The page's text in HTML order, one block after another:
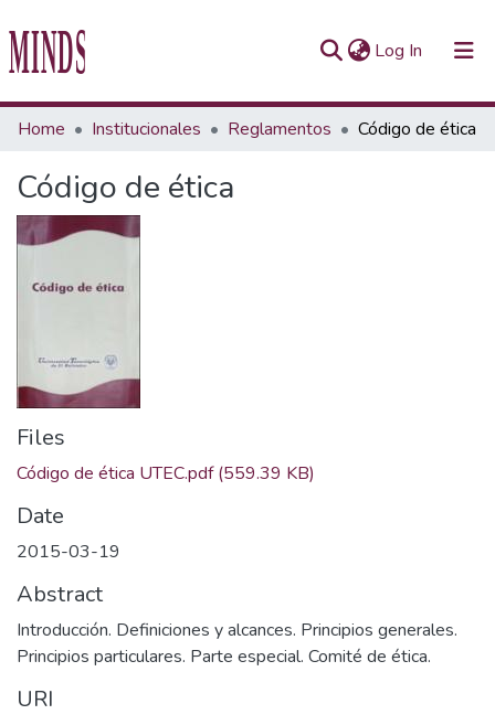
Log In (current)
Communities & Collections
All of Repository UTEC
Statistics
Home Institucionales Reglamentos Código de ética
Código de ética
Files
Código de ética UTEC.pdf(559.39 KB)
Date
2015-03-19
Abstract
Introducción. Definiciones y alcances. Principios generales.
Principios particulares. Parte especial. Comité de ética.
URI